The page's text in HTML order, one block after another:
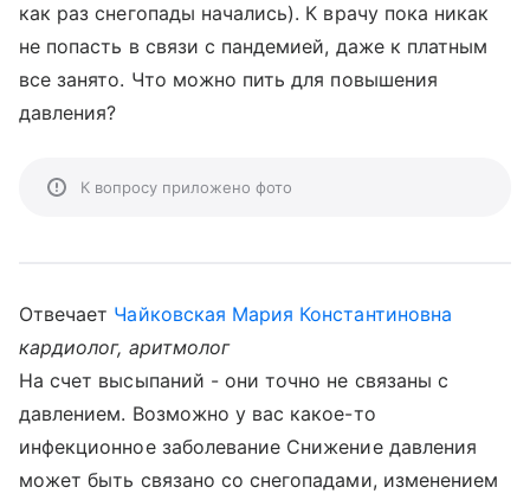
как раз снегопады начались). К врачу пока никак
не попасть в связи с пандемией, даже к платным
все занято. Что можно пить для повышения
давления?
К вопросу приложено фото
Отвечает Чайковская Мария Константиновна
кардиолог, аритмолог
На счет высыпаний - они точно не связаны с
давлением. Возможно у вас какое-то
инфекционное заболевание Снижение давления
может быть связано со снегопадами, изменением